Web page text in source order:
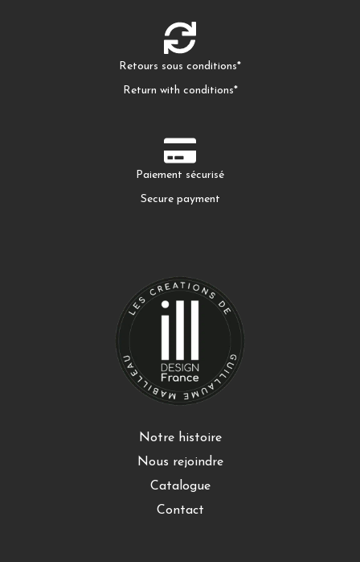
Retours sous conditions*
Return with conditions*
Paiement sécurisé
Secure payment
Notre histoire
Nous rejoindre
Catalogue
Contact